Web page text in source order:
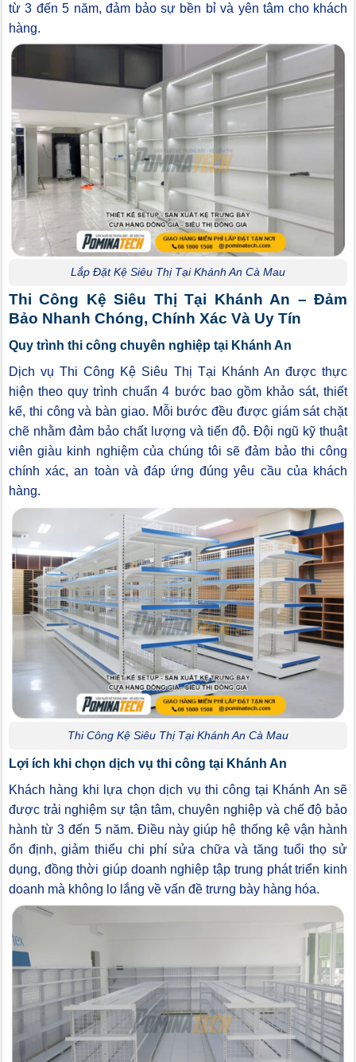
từ 3 đến 5 năm, đảm bảo sự bền bỉ và yên tâm cho khách
hàng.
Lắp Đặt Kệ Siêu Thị Tại Khánh An Cà Mau
Thi Công Kệ Siêu Thị Tại Khánh An – Đảm
Bảo Nhanh Chóng, Chính Xác Và Uy Tín
Quy trình thi công chuyên nghiệp tại Khánh An
Dịch vụ Thi Công Kệ Siêu Thị Tại Khánh An được thực
hiện theo quy trình chuẩn 4 bước bao gồm khảo sát, thiết
kế, thi công và bàn giao. Mỗi bước đều được giám sát chặt
chẽ nhằm đảm bảo chất lượng và tiến độ. Đội ngũ kỹ thuật
viên giàu kinh nghiệm của chúng tôi sẽ đảm bảo thi công
chính xác, an toàn và đáp ứng đúng yêu cầu của khách
hàng.
Thi Công Kệ Siêu Thị Tại Khánh An Cà Mau
Lợi ích khi chọn dịch vụ thi công tại Khánh An
Khách hàng khi lựa chọn dịch vụ thi công tại Khánh An sẽ
được trải nghiệm sự tận tâm, chuyên nghiệp và chế độ bảo
hành từ 3 đến 5 năm. Điều này giúp hệ thống kệ vận hành
ổn định, giảm thiểu chi phí sửa chữa và tăng tuổi thọ sử
dụng, đồng thời giúp doanh nghiệp tập trung phát triển kinh
doanh mà không lo lắng về vấn đề trưng bày hàng hóa.